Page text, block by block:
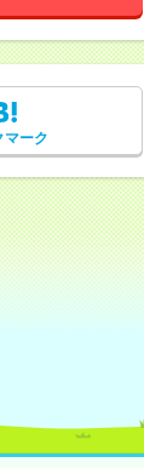
マーク